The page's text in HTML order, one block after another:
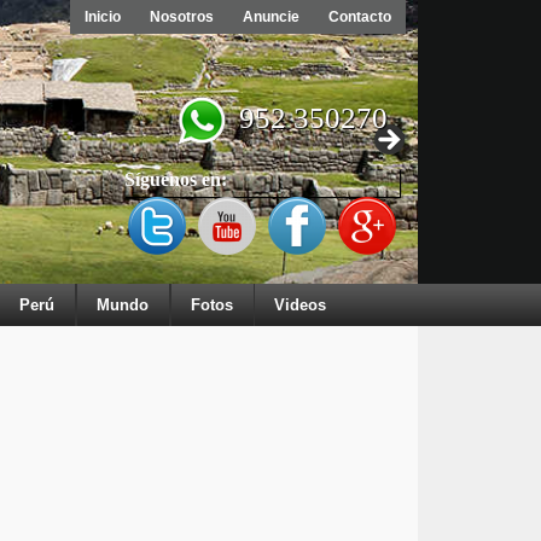
Inicio Nosotros Anuncie Contacto
952 350270
Síguenos en:
Perú Mundo Fotos Videos